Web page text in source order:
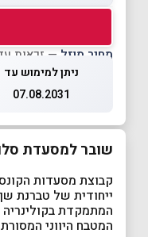
מחיר מוזל — זכאות עד 5 שוברים לחודש
ניתן למימוש עד
07.08.2031
שובר למסעדת סלון
קבוצת מסעדות
ייחודית של טברנת
המתמקדת
המטבח היווני